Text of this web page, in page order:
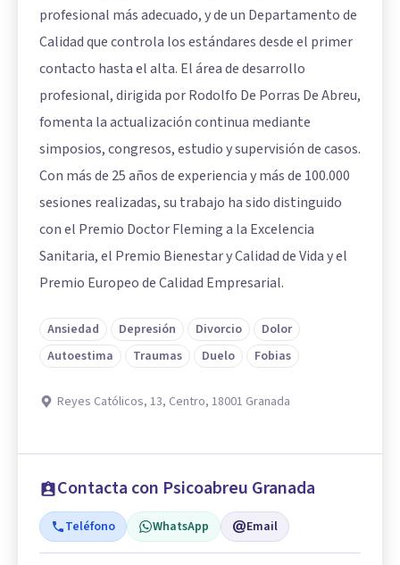
profesional más adecuado, y de un Departamento de
Calidad que controla los estándares desde el primer
contacto hasta el alta. El área de desarrollo
profesional, dirigida por Rodolfo De Porras De Abreu,
fomenta la actualización continua mediante
simposios, congresos, estudio y supervisión de casos.
Con más de 25 años de experiencia y más de 100.000
sesiones realizadas, su trabajo ha sido distinguido
con el Premio Doctor Fleming a la Excelencia
Sanitaria, el Premio Bienestar y Calidad de Vida y el
Premio Europeo de Calidad Empresarial.
Ansiedad Depresión Divorcio
Dolor
Autoestima
Traumas Duelo Fobias
Reyes Católicos, 13, Centro, 18001 Granada
Contacta con Psicoabreu Granada
Teléfono WhatsApp Email